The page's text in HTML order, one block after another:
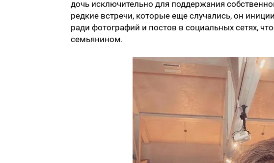
дочь исключительно для поддержания
редкие встречи, которые еще случались, он
ради фотографий и постов в социальных сетях,
семьянином.